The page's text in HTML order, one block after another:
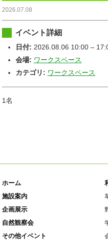
2026.07.08
イベント詳細
日付: 2026.08.06 10:00 –
会場: ワークスペース
カテゴリ: ワークスペース
1名
ホーム
施設案内
企画展示
自然観察会
その他イベント